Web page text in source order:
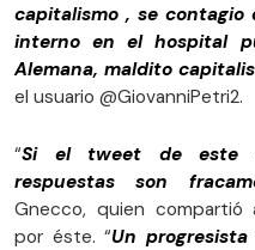
capitalismo , se contagio
interno en el hospital
Alemana, maldito
el usuario @GiovanniPetri2.
“Si el tweet de este
respuestas son
Gnecco, quien compartió
por éste. “Un progresista